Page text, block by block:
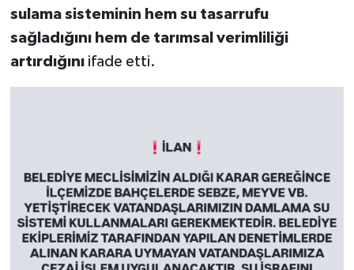
sulama sisteminin hem su tasarrufu
sağladığını hem de tarımsal verimliliği
artırdığınıifade etti.